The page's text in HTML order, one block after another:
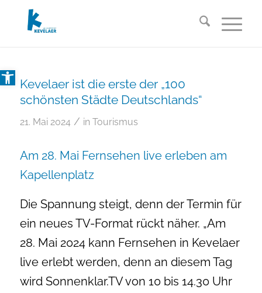
Open toolbar
Kevelaer ist die erste der „100
schönsten Städte Deutschlands“
21. Mai 2024 / in Tourismus
Am 28. Mai Fernsehen live erleben am
Kapellenplatz
Die Spannung steigt, denn der Termin für
ein neues TV-Format rückt näher. „Am
28. Mai 2024 kann Fernsehen in Kevelaer
live erlebt werden, denn an diesem Tag
wird Sonnenklar.TV von 10 bis 14.30 Uhr